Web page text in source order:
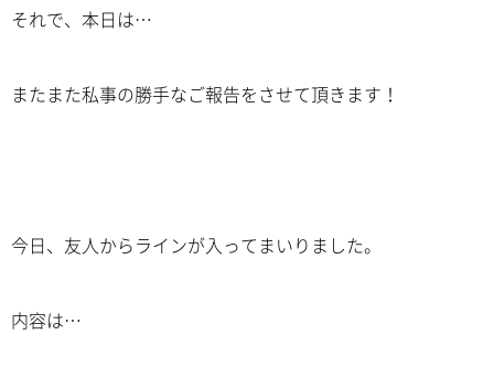
それで、本日は…
またまた私事の勝手なご報告をさせて頂きます！
今日、友人からラインが入ってまいりました。
内容は…